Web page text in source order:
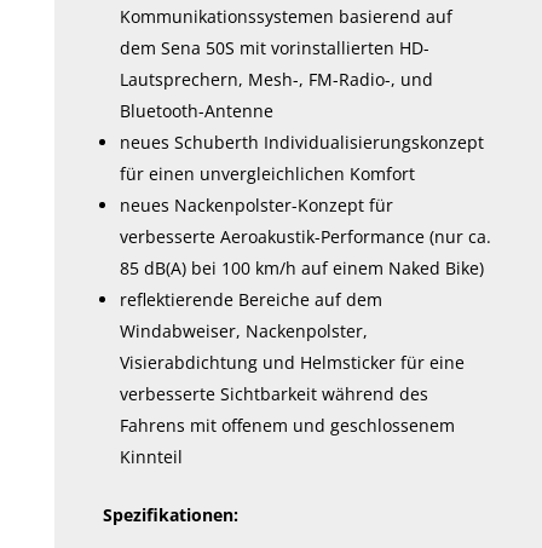
Kommunikationssystemen basierend auf
dem Sena 50S mit vorinstallierten HD-
Lautsprechern, Mesh-, FM-Radio-, und
Bluetooth-Antenne
neues Schuberth Individualisierungskonzept
für einen unvergleichlichen Komfort
neues Nackenpolster-Konzept für
verbesserte Aeroakustik-Performance (nur ca.
85 dB(A) bei 100 km/h auf einem Naked Bike)
reflektierende Bereiche auf dem
Windabweiser, Nackenpolster,
Visierabdichtung und Helmsticker für eine
verbesserte Sichtbarkeit während des
Fahrens mit offenem und geschlossenem
Kinnteil
Spezifikationen: